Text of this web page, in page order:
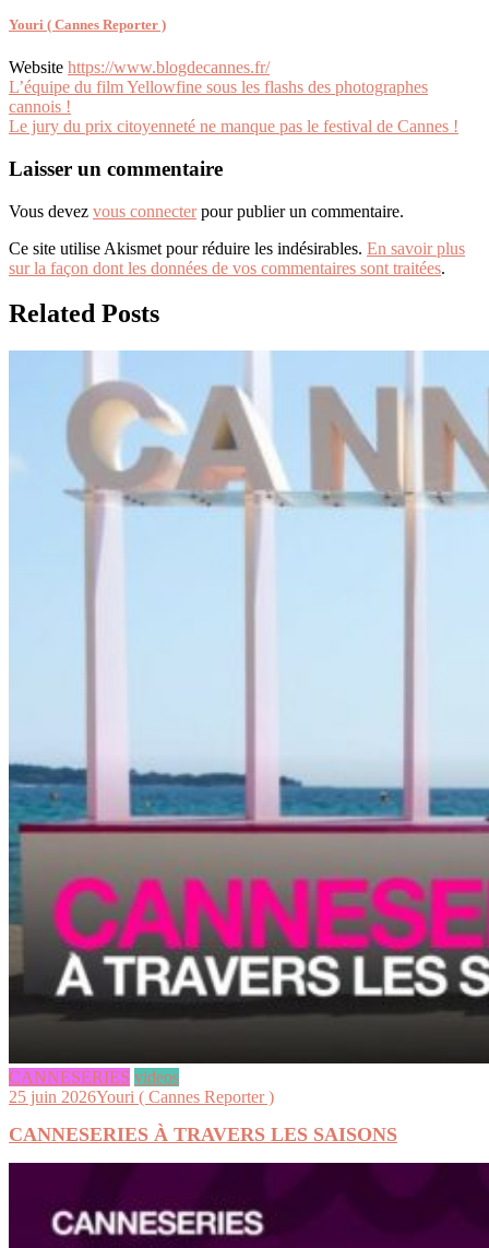
Youri ( Cannes Reporter )
Website https://www.blogdecannes.fr/
Navigation
de
L’équipe du film Yellowfine sous les flashs des photographes
cannois !
Le jury du prix citoyenneté ne manque pas le festival de Cannes !
Laisser un commentaire
Vous devez vous connecterpour publier un commentaire.
Ce site utilise Akismet pour réduire les indésirables. En savoir plus
sur la façon dont les données de vos commentaires sont traitées.
Related Posts
CANNESERIES videos
25 juin 2026Youri ( Cannes Reporter )
CANNESERIES À TRAVERS LES SAISONS